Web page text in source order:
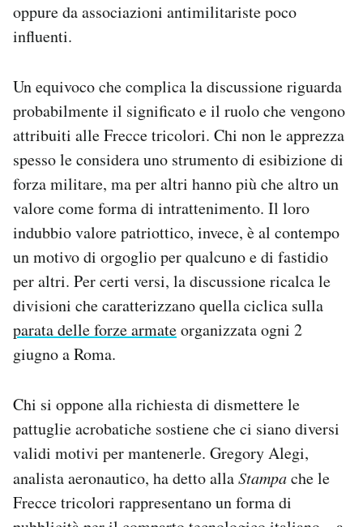
oppure da associazioni antimilitariste poco
influenti.
Un equivoco che complica la discussione riguarda
probabilmente il significato e il ruolo che vengono
attribuiti alle Frecce tricolori. Chi non le apprezza
spesso le considera uno strumento di esibizione di
forza militare, ma per altri hanno più che altro un
valore come forma di intrattenimento. Il loro
indubbio valore patriottico, invece, è al contempo
un motivo di orgoglio per qualcuno e di fastidio
per altri. Per certi versi, la discussione ricalca le
divisioni che caratterizzano quella ciclica sulla
parata delle forze armateorganizzata ogni 2
giugno a Roma.
Chi si oppone alla richiesta di dismettere le
pattuglie acrobatiche sostiene che ci siano diversi
validi motivi per mantenerle. Gregory Alegi,
analista aeronautico, ha detto allaStampache le
Frecce tricolori rappresentano un forma di